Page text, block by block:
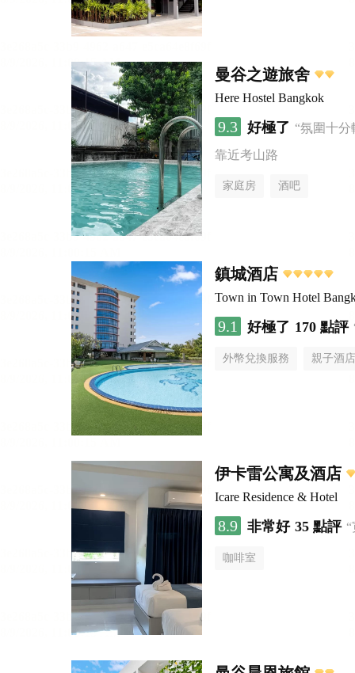
曼谷之遊旅舍
Here Hostel Bangkok
9.3 好極了 “氛圍十
靠近考山路
家庭房 酒吧
鎮城酒店
Town in Town Hotel
9.1 好極了 170 點評
外幣兌換服務 親子酒店
伊卡雷公寓及酒店
Icare Residence & Hotel
8.9 非常好 35 點評
咖啡室